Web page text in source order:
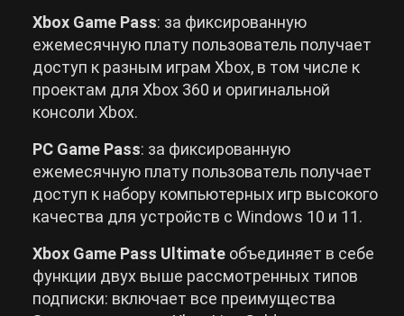
Xbox Game Pass: за фиксированную
ежемесячную плату пользователь получает
доступ к разным играм Xbox, в том числе к
проектам для Xbox 360 и оригинальной
консоли Xbox.
PC Game Pass: за фиксированную
ежемесячную плату пользователь получает
доступ к набору компьютерных игр высокого
качества для устройств с Windows 10 и 11.
Xbox Game Pass Ultimate объединяет в себе
функции двух выше рассмотренных типов
подписки: включает все преимущества